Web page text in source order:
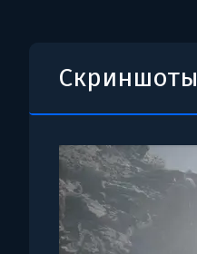
Скриншоты